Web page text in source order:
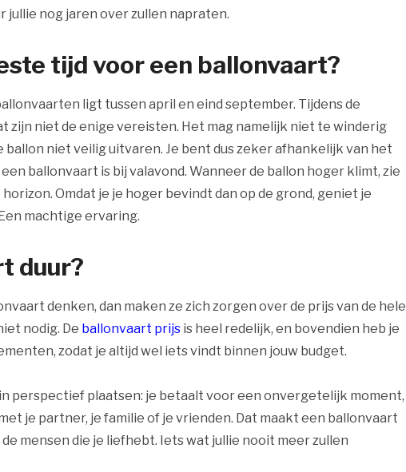
jullie nog jaren over zullen napraten.
tijd voor een ballonvaart?
ligt tussen april en eind september. Tijdens de
zijn niet de enige vereisten. Het mag namelijk niet te winderig
ballon niet veilig uitvaren. Je bent dus zeker afhankelijk van het
ballonvaart is bij valavond. Wanneer de ballon hoger klimt, zie
Omdat je je hoger bevindt dan op de grond, geniet je
machtige ervaring.
duur?
denken, dan maken ze zich zorgen over de prijs van de hele
nodig. De ballonvaart prijs is heel redelijk, en bovendien heb je
zodat je altijd wel iets vindt binnen jouw budget.
perspectief plaatsen: je betaalt voor een onvergetelijk moment,
je partner, je familie of je vrienden. Dat maakt een ballonvaart
mensen die je liefhebt. Iets wat jullie nooit meer zullen